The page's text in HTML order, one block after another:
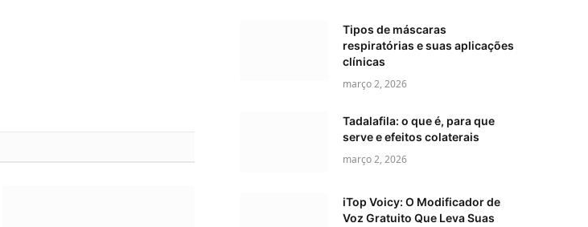
Tipos de máscaras
respiratórias e suas aplicações
clínicas
março 2, 2026
Tadalafila: o que é, para que
serve e efeitos colaterais
março 2, 2026
iTop Voicy: O Modificador de
Voz Gratuito Que Leva Suas